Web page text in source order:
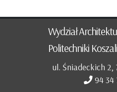
Wydział
Politechniki
ul. Śniadeckich 2,
94 34